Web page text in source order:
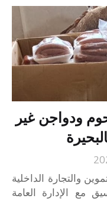
ودواجن غير
والتجارة الداخلية
مع الإدارة العامة